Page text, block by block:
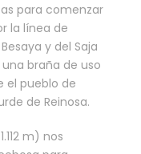
para comenzar
la línea de
y del Saja
braña de uso
el pueblo de
de Reinosa.
m) nos